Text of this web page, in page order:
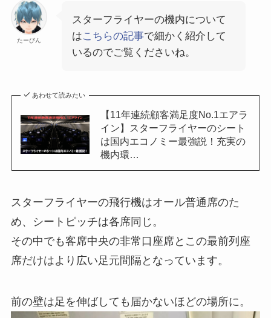
たーびん
スターフライヤーの機内について
はこちらの記事で細かく紹介して
いるのでご覧くださいね。
あわせて読みたい
【11年連続顧客満足度No.1エアラ
イン】スターフライヤーのシート
は国内エコノミー最強説！充実の
機内環…
スターフライヤーの飛行機はオール普通席のた
め、シートピッチは各席同じ。
その中でも客席中央の非常口座席とこの最前列座
席だけはより広い足元間隔となっています。
前の壁は足を伸ばしても届かないほどの場所に。